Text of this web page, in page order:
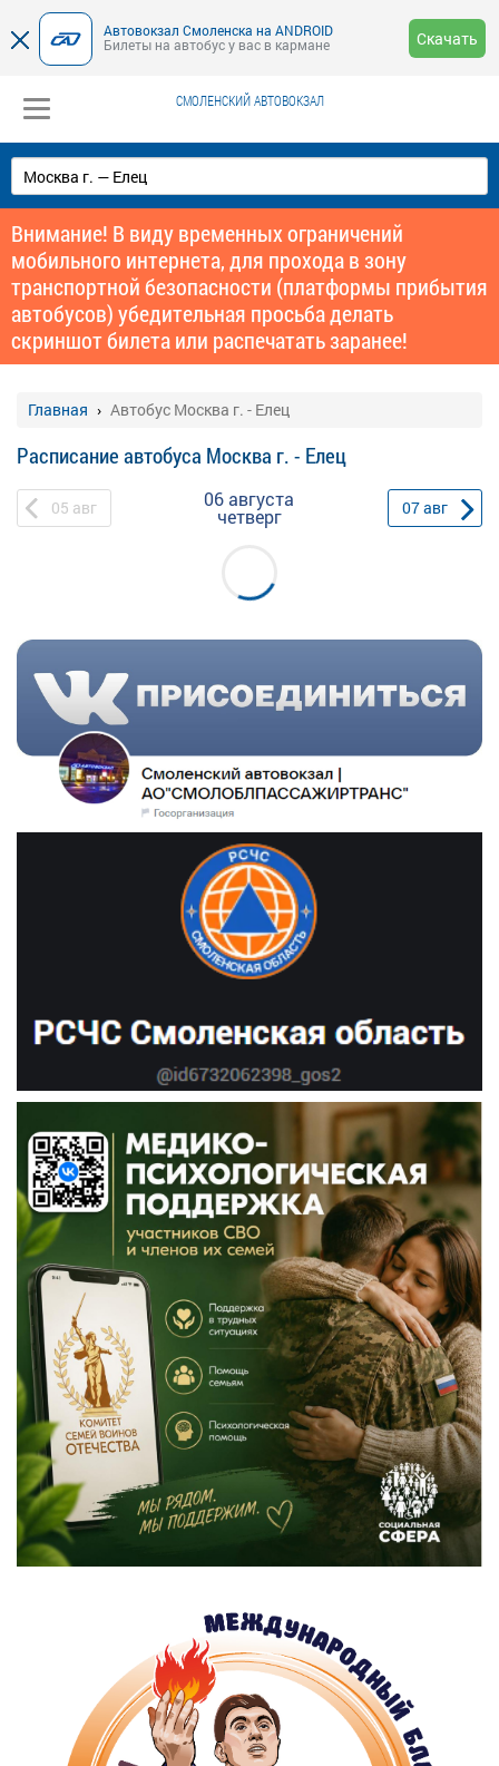
Автовокзал Смоленска на ANDROID
Билеты на автобус у вас в кармане
Скачать
СМОЛЕНСКИЙ АВТОВОКЗАЛ
Внимание! В виду временных ограничений
мобильного интернета, для прохода в зону
транспортной безопасности (платформы прибытия
автобусов) убедительная просьба делать
скриншот билета или распечатать заранее!
Главная Автобус Москва г. - Елец
Расписание автобуса Москва г. - Елец
05 авг 06 августа
четверг 07авг